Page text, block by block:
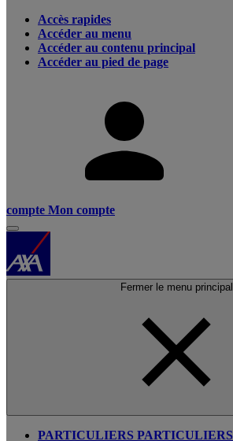
Accès rapides
Accéder au menu
Accéder au contenu principal
Accéder au pied de page
compte Mon compte
Fermer le menu principal
PARTICULIERS PARTICULIERS